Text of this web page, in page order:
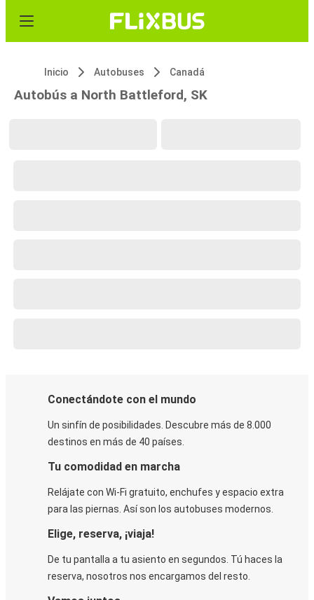
Inicio Autobuses Canadá
Autobús a North Battleford, SK
Conectándote con el mundo
Un sinfín de posibilidades. Descubre más de 8.000
destinos en más de 40 países.
Tu comodidad en marcha
Relájate con Wi-Fi gratuito, enchufes y espacio extra
para las piernas. Así son los autobuses modernos.
Elige, reserva, ¡viaja!
De tu pantalla a tu asiento en segundos. Tú haces la
reserva, nosotros nos encargamos del resto.